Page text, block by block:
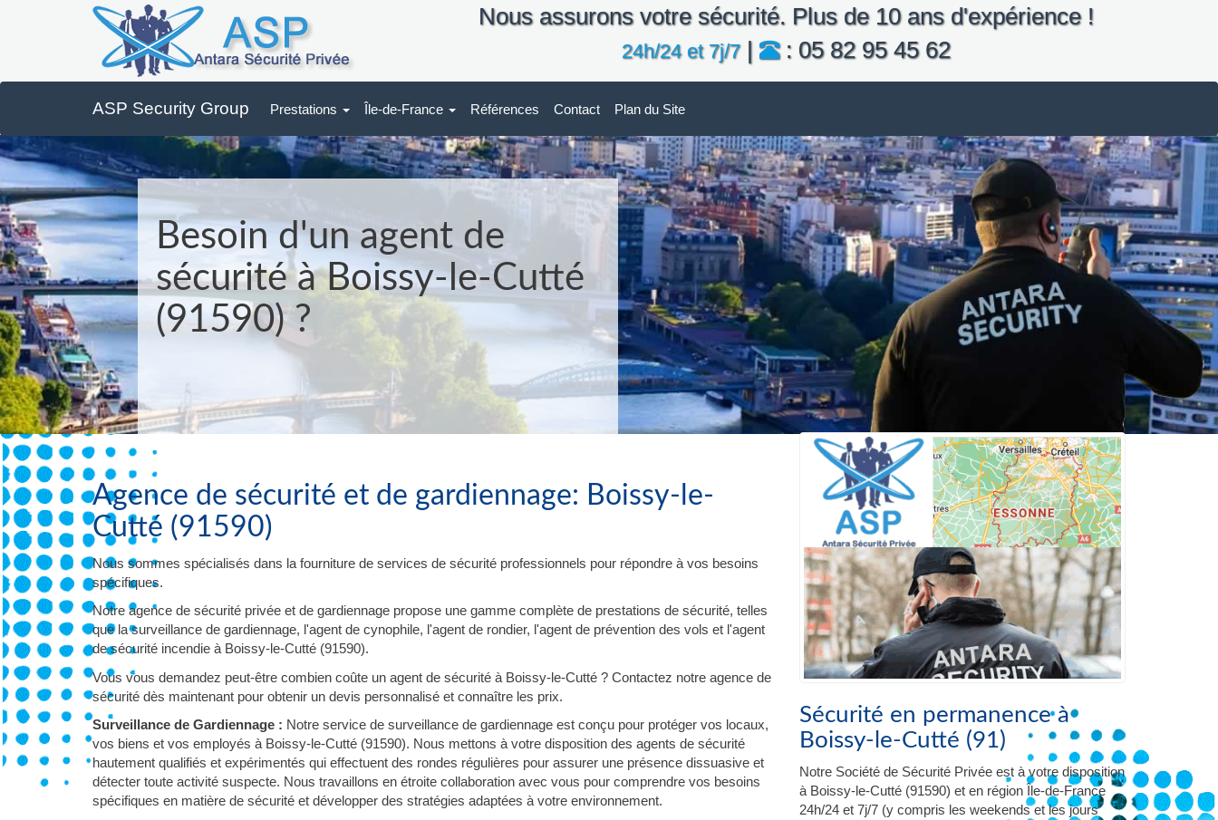
Nous assurons votre sécurité. Plus de 10 ans d'expérience !
24h/24 et 7j/7| : 05 82 95 45 62
ASP Security Group Prestations Île-de-France Références Contact Plan du Site
Besoin d'un agent de
sécurité à Boissy-le-Cutté
(91590) ?
Agence de sécurité et de gardiennage: Boissy-le-
Cutté (91590)
Nous sommes spécialisés dans la fourniture de services de sécurité professionnels pour répondre à vos besoins
spécifiques.
Notre agence de sécurité privée et de gardiennage propose une gamme complète de prestations de sécurité, telles
que la surveillance de gardiennage, l'agent de cynophile, l'agent de rondier, l'agent de prévention des vols et l'agent
de sécurité incendie à Boissy-le-Cutté (91590).
Vous vous demandez peut-être combien coûte un agent de sécurité à Boissy-le-Cutté ? Contactez notre agence de
sécurité dès maintenant pour obtenir un devis personnalisé et connaître les prix.
Surveillance de Gardiennage : Notre service de surveillance de gardiennage est conçu pour protéger vos locaux,
vos biens et vos employés à Boissy-le-Cutté (91590). Nous mettons à votre disposition des agents de sécurité
hautement qualifiés et expérimentés qui effectuent des rondes régulières pour assurer une présence dissuasive et
détecter toute activité suspecte. Nous travaillons en étroite collaboration avec vous pour comprendre vos besoins
spécifiques en matière de sécurité et développer des stratégies adaptées à votre environnement.
Sécurité en permanence à
Boissy-le-Cutté (91)
Notre Société de Sécurité Privée est à votre disposition
à Boissy-le-Cutté (91590) et en région Île-de-France
24h/24 et 7j/7 (y compris les weekends et les jours